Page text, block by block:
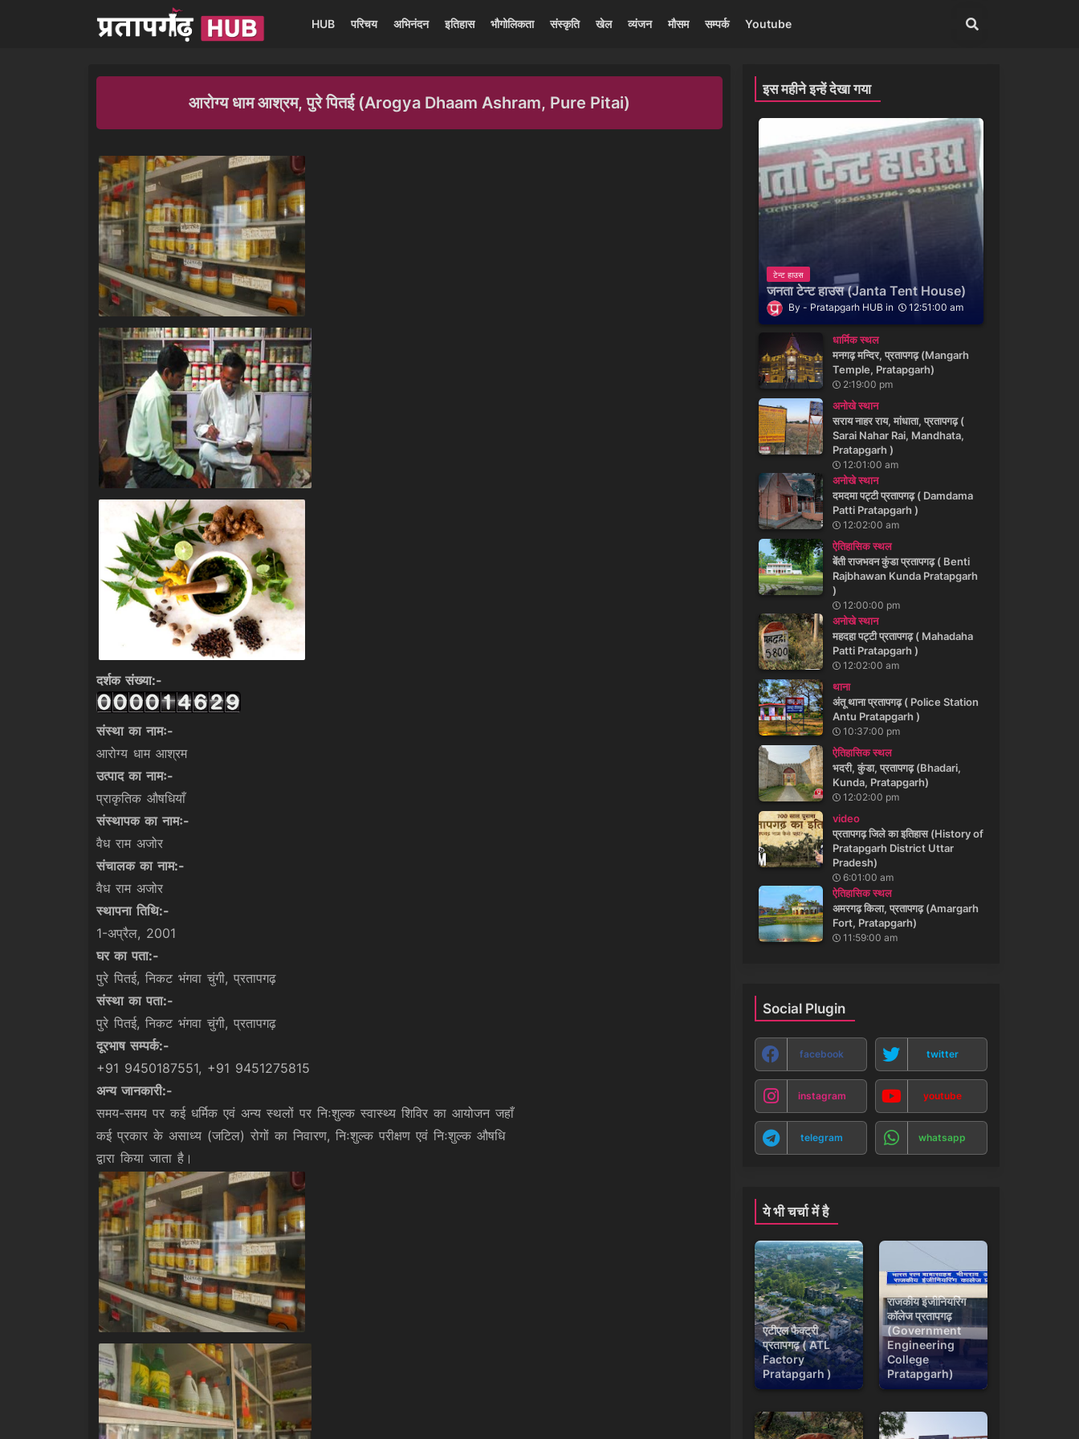
HUB परिचय अभिनंदन इतिहास भौगोलिकता संस्कृति खेल व्यंजन मौसम सम्पर्क Youtube
आरोग्य धाम आश्रम, पुरे पितई (Arogya Dhaam Ashram, Pure Pitai)
दर्शक संख्या:-
संस्था का नामः-
आरोग्य धाम आश्रम
उत्पाद का नामः-
प्राकृतिक औषधियाँ
संस्थापक का नामः-
वैध राम अजोर
संचालक का नाम:-
वैध राम अजोर
स्थापना तिथि:-
1-अप्रैल, 2001
घर का पता:-
पुरे पितई, निकट भंगवा चुंगी, प्रतापगढ़
संस्था का पता:-
पुरे पितई, निकट भंगवा चुंगी, प्रतापगढ़
दूरभाष सम्पर्क:-
+91 9450187551, +91 9451275815
अन्य जानकारी:-
समय-समय पर कई धर्मिक एवं अन्य स्थलों पर निःशुल्क स्वास्थ्य शिविर का आयोजन जहाँ
कई प्रकार के असाध्य (जटिल) रोगों का निवारण, निःशुल्क परीक्षण एवं निःशुल्क औषधि
द्वारा किया जाता है।
इस महीने इन्हें देखा गया
टेन्ट हाउस
जनता टेन्ट हाउस (Janta Tent House)
Pratapgarh HUB 12:51:00 am
धार्मिक स्थल
मनगढ़ मन्दिर, प्रतापगढ़ (Mangarh
Temple, Pratapgarh)
2:19:00 pm
अनोखे स्थान
सराय नाहर राय, मांधाता, प्रतापगढ़ (
Sarai Nahar Rai, Mandhata,
Pratapgarh )
12:01:00 am
अनोखे स्थान
दमदमा पट्टी प्रतापगढ़ ( Damdama
Patti Pratapgarh )
12:02:00 am
ऐतिहासिक स्थल
बेंती राजभवन कुंडा प्रतापगढ़ ( Benti
Rajbhawan Kunda Pratapgarh
)
12:00:00 pm
अनोखे स्थान
महदहा पट्टी प्रतापगढ़ ( Mahadaha
Patti Pratapgarh )
12:02:00 am
थाना
अंतू थाना प्रतापगढ़ ( Police Station
Antu Pratapgarh )
10:37:00 pm
ऐतिहासिक स्थल
भदरी, कुंडा, प्रतापगढ़ (Bhadari,
Kunda, Pratapgarh)
12:02:00 pm
video
प्रतापगढ़ जिले का इतिहास (History of
Pratapgarh District Uttar
Pradesh)
6:01:00 am
ऐतिहासिक स्थल
अमरगढ़ किला, प्रतापगढ़ (Amargarh
Fort, Pratapgarh)
11:59:00 am
Social Plugin
facebook twitter
instagram youtube
telegram whatsapp
ये भी चर्चा में है
एटीएल फैक्ट्री
प्रतापगढ़ ( ATL
Factory
Pratapgarh )
राजकीय इंजीनियरिंग
कॉलेज प्रतापगढ़
(Government
Engineering
College
Pratapgarh)